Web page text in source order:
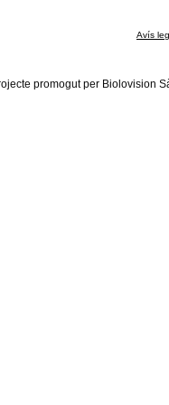
Avís
promogut per Biolovision